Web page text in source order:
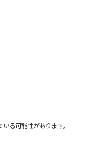
る可能性があります。